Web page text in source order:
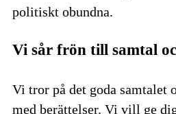
politiskt obundna.
Vi sår frön till samtal
Vi tror på det goda samtalet
med berättelser. Vi vill ge